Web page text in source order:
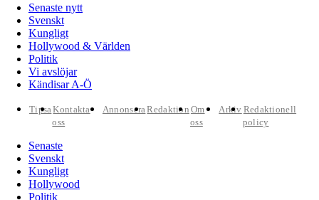
Senaste nytt
Svenskt
Kungligt
Hollywood & Världen
Politik
Vi avslöjar
Kändisar A-Ö
TipsaKontakta
oss
AnnonseraRedaktion Om
oss
Arkiv Redaktionell
policy
Senaste
Svenskt
Kungligt
Hollywood
Politik